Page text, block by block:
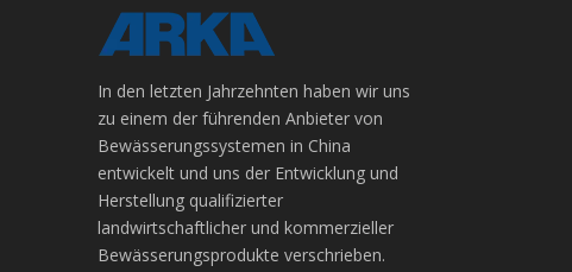
In den letzten Jahrzehnten haben wir uns
zu einem der führenden Anbieter von
Bewässerungssystemen in China
entwickelt und uns der Entwicklung und
Herstellung qualifizierter
landwirtschaftlicher und kommerzieller
Bewässerungsprodukte verschrieben.